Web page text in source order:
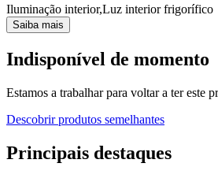
Iluminação interior,Luz interior frigorífico
Saiba mais
Indisponível de momento
Estamos a trabalhar para voltar a ter este
Descobrir produtos semelhantes
Principais destaques